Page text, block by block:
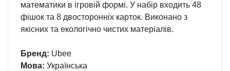
математики в ігровій формі. У набір входить 48
фішок та 8 двосторонніх карток. Виконано з
якісних та екологічно чистих матеріалів.
Бренд: Ubee
Мова: Українська